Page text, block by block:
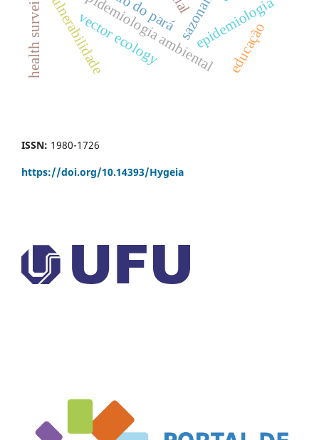
epidemiologia ambiental
vulnerabilidade
vector ecology epidemiologia
educação
ISSN: 1980-1726
https://doi.org/10.14393/Hygeia